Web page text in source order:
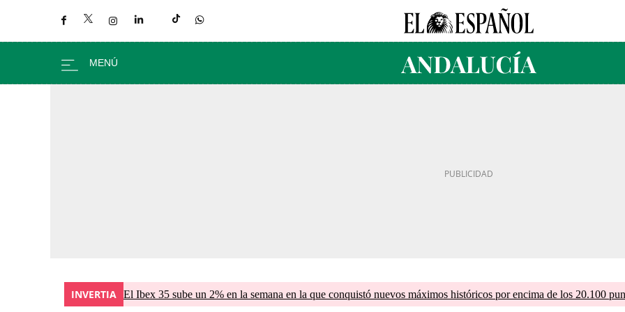
INVERTIA El Ibex 35 sube un 2% en la semana en la que conquistó nuevos máximos históricos por encima de los 20.100